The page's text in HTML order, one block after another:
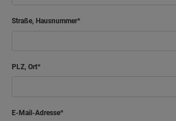
Straße, Hausnummer
PLZ, Ort
E-Mail-Adresse